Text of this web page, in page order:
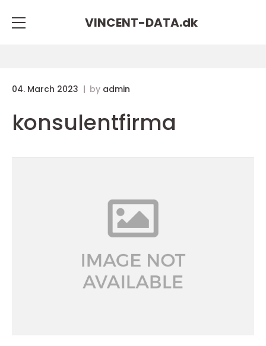
VINCENT-DATA.dk
04. March 2023 by admin
konsulentfirma